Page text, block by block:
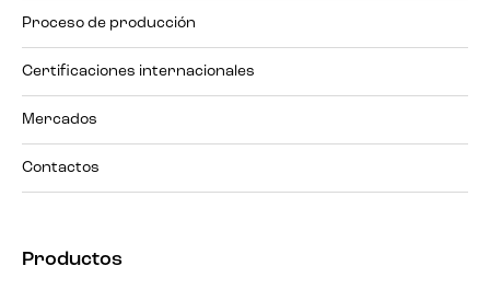
Proceso de producción
Certificaciones internacionales
Mercados
Contactos
Productos